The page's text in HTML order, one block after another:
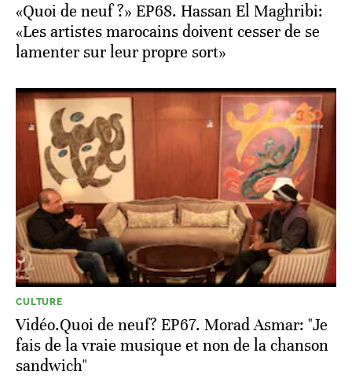
«Quoi de neuf ?» EP68. Hassan El Maghribi:
«Les artistes marocains doivent cesser de se
lamenter sur leur propre sort»
CULTURE
Vidéo.Quoi de neuf? EP67. Morad Asmar: "Je
fais de la vraie musique et non de la chanson
sandwich"